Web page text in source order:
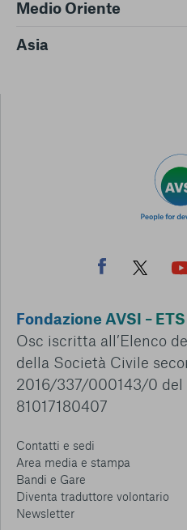
Medio Oriente
Asia
Fondazione AVSI – ETS
Osc iscritta all’Elenco
della Società Civile
2016/337/000143/0 del
81017180407
Contatti e sedi
Area media e stampa
Bandi e Gare
Diventa traduttore volontario
Newsletter